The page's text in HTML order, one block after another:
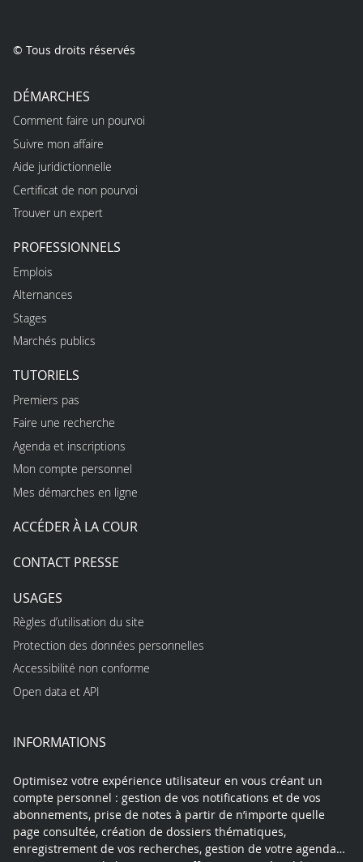
© Tous droits réservés
DÉMARCHES
Comment faire un pourvoi
Suivre mon affaire
Aide juridictionnelle
Certificat de non pourvoi
Trouver un expert
PROFESSIONNELS
Emplois
Alternances
Stages
Marchés publics
TUTORIELS
Premiers pas
Faire une recherche
Agenda et inscriptions
Mon compte personnel
Mes démarches en ligne
ACCÉDER À LA COUR
CONTACT PRESSE
USAGES
Règles d’utilisation du site
Protection des données personnelles
Accessibilité non conforme
Open data et API
INFORMATIONS
Optimisez votre expérience utilisateur en vous créant un
compte personnel : gestion de vos notifications et de vos
abonnements, prise de notes à partir de n’importe quelle
page consultée, création de dossiers thématiques,
enregistrement de vos recherches, gestion de votre agenda…